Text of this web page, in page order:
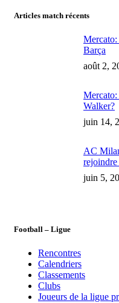
Articles match récents
Mercato:
Barça
août 2,
Walker?
juin 14,
AC
rejoindre
juin 5,
Football – Ligue
Rencontres
Calendriers
Classements
Clubs
Joueurs de la ligue